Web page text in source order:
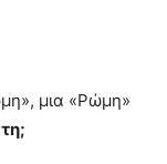
μια «Ρώμη»